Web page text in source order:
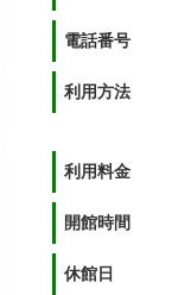
電話番号
利用方法
利用料金
開館時間
休館日